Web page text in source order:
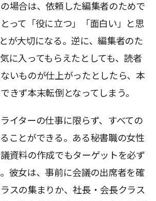
場合は、依頼した編集者のためで
って「役に立つ」「面白い」と思
が大切になる。逆に、編集者のた
に入ってもらえたとしても、読者
いものが仕上がったとしたら、本
きず本末転倒となってしまう。
イターの仕事に限らず、すべての
ことができる。ある秘書職の女性
資料の作成でもターゲットを必ず
彼女は、事前に会議の出席者を確
スの集まりか、社長・会長クラス